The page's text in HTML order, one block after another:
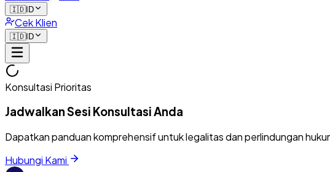
🇮🇩ID
Cek Klien
🇮🇩ID
Konsultasi Prioritas
Jadwalkan Sesi Konsultasi Anda
Dapatkan panduan komprehensif untuk legalitas dan perlindungan
Hubungi Kami